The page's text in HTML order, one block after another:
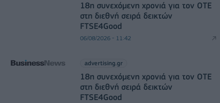
18η συνεχόμενη χρονιά για τον ΟΤΕ
στη διεθνή σειρά δεικτών
FTSE4Good
06/08/2026 - 11:42
advertising.gr
18η συνεχόμενη χρονιά για τον ΟΤΕ
στη διεθνή σειρά δεικτών
FTSE4Good